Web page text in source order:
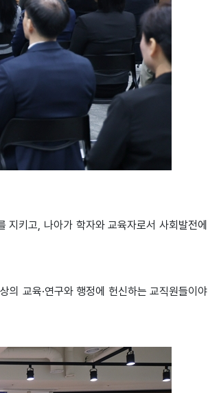
지키고, 나아가 학자와 교육자로서 사회발전에
의 교육·연구와 행정에 헌신하는 교직원들이야